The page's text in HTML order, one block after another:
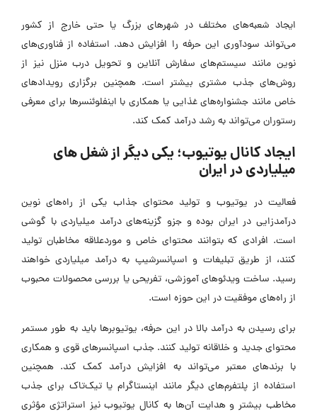
ایجاد شعبه‌های مختلف در شهرهای بزرگ یا حتی خارج از کشور
می‌تواند سودآوری این حرفه را افزایش دهد. استفاده از فناوری‌های
نوین مانند سیستم‌های سفارش آنلاین و تحویل درب منزل نیز از
روش‌های جذب مشتری بیشتر است. همچنین برگزاری رویدادهای
خاص مانند جشنواره‌های غذایی یا همکاری با اینفلوئنسرها برای معرفی
رستوران می‌تواند به رشد درآمد کمک کند.
ایجاد کانال یوتیوب؛ یکی دیگر از شغل های
میلیاردی در ایران
فعالیت در یوتیوب و تولید محتوای جذاب یکی از راه‌های نوین
درآمدزایی در ایران بوده و جزو گزینه‌های درآمد میلیاردی با گوشی
است. افرادی که بتوانند محتوای خاص و موردعلاقه مخاطبان تولید
کنند، از طریق تبلیغات و اسپانسرشیپ به درآمد میلیاردی خواهند
رسید. ساخت ویدئوهای آموزشی، تفریحی یا بررسی محصولات محبوب
از راه‌های موفقیت در این حوزه است.
برای رسیدن به درآمد بالا در این حرفه، یوتیوبرها باید به طور مستمر
محتوای جدید و خلاقانه تولید کنند. جذب اسپانسرهای قوی و همکاری
با برندهای معتبر می‌تواند به افزایش درآمد کمک کند. همچنین
استفاده از پلتفرم‌های دیگر مانند اینستاگرام یا تیک‌تاک برای جذب
مخاطب بیشتر و هدایت آن‌ها به کانال یوتیوب نیز استراتژی مؤثری